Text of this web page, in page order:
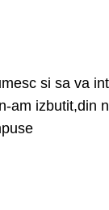
si sa va
am izbutit,din